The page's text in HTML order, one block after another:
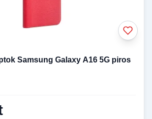
Samsung Galaxy A16 5G piros